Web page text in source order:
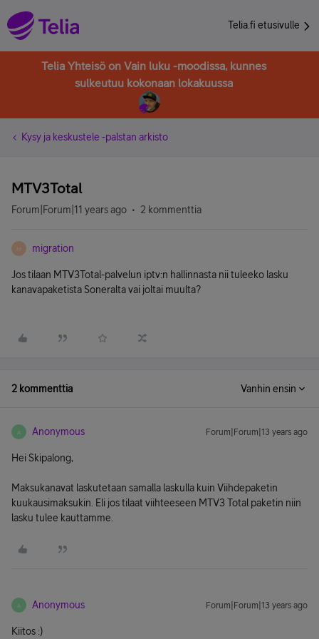
Telia.fi etusivulle
Telia Yhteisö on Vain luku -moodissa, kunnes
sulkeutuu kokonaan lokakuussa
Kysy ja keskustele -palstan arkisto
MTV3Total
Forum|Forum|11 years ago 2 kommenttia
M migration
Jos tilaan MTV3Total-palvelun iptv:n hallinnasta nii tuleeko lasku
kanavapaketista Soneralta vai joltai muulta?
2 kommenttia Vanhin ensin
A Anonymous Forum|Forum|13 years ago
Hei Skipalong,
Maksukanavat laskutetaan samalla laskulla kuin Viihdepaketin
kuukausimaksukin. Eli jos tilaat viihteeseen MTV3 Total paketin niin
lasku tulee kauttamme.
A Anonymous Forum|Forum|13 years ago
Kiitos :)